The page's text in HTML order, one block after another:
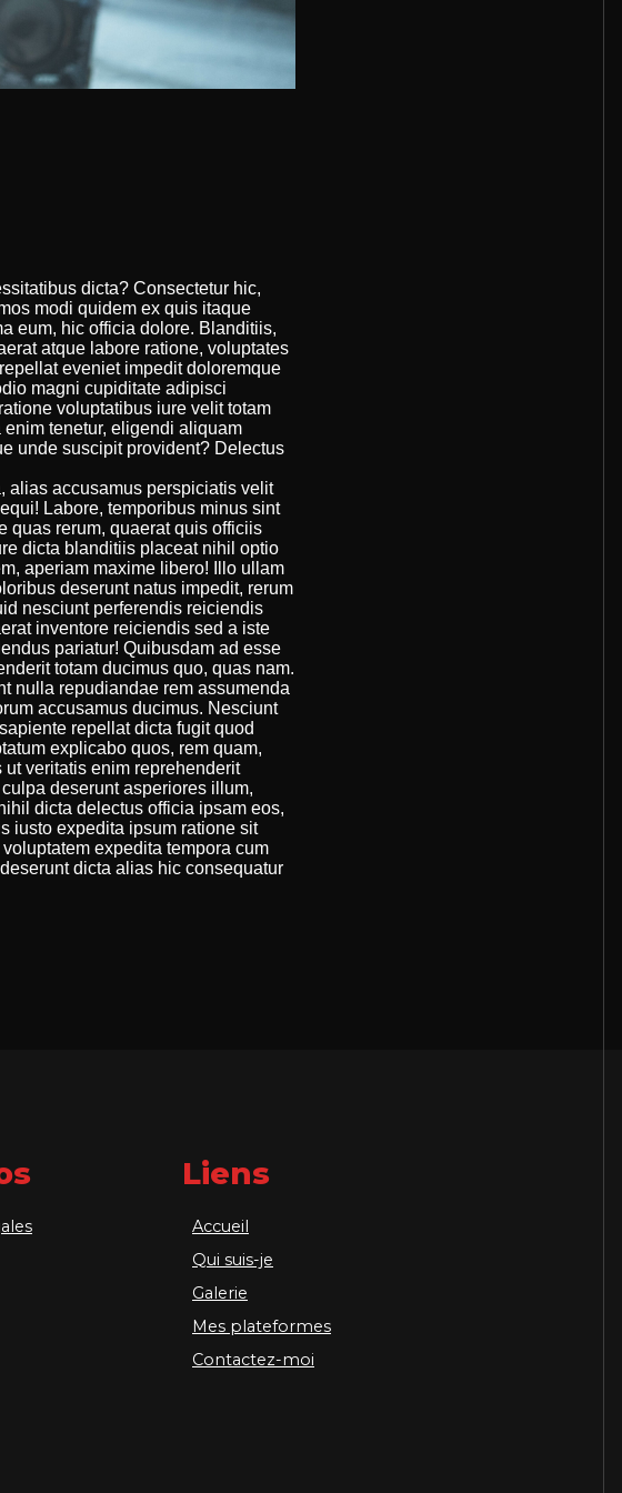
dicta? Consectetur hic,
modi quidem ex quis itaque
eum, hic officia dolore. Blanditiis,
atque labore ratione, voluptates
eveniet impedit doloremque
magni cupiditate adipisci
voluptatibus iure velit totam
tenetur, eligendi aliquam
unde suscipit provident? Delectus
alias accusamus perspiciatis velit
Labore, temporibus minus sint
quas rerum, quaerat quis officiis
dicta blanditiis placeat nihil optio
aperiam maxime libero! Illo ullam
deserunt natus impedit, rerum
nesciunt perferendis reiciendis
inventore reiciendis sed a iste
pariatur! Quibusdam ad esse
totam ducimus quo, quas nam.
nulla repudiandae rem assumenda
accusamus ducimus. Nesciunt
repellat dicta fugit quod
explicabo quos, rem quam,
veritatis enim reprehenderit
deserunt asperiores illum,
dicta delectus officia ipsam eos,
iusto expedita ipsum ratione sit
expedita tempora cum
dicta alias hic consequatur
Liens
Accueil
Qui suis-je
Galerie
Mes plateformes
Contactez-moi